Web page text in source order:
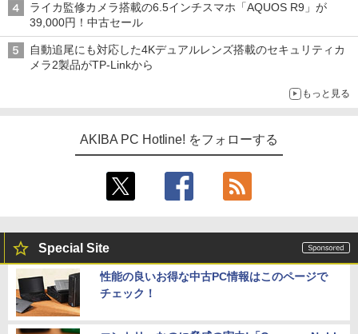
ライカ監修カメラ搭載の6.5インチスマホ「AQUOS R9」が
39,000円！中古セール
自動追尾にも対応した4Kデュアルレンズ搭載のセキュリティカ
メラ2製品がTP-Linkから
もっと見る
AKIBA PC Hotline! をフォローする
Special Site
性能の良いお得な中古PC情報はこのページで
チェック！